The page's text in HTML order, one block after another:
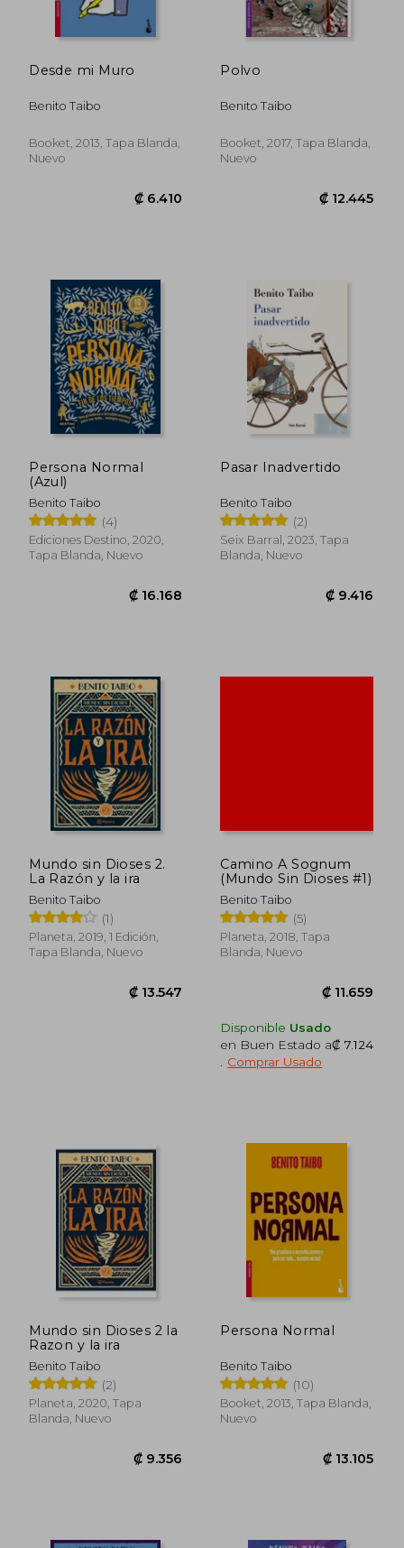
Desde mi Muro
Benito Taibo
Booket, 2013, Tapa Blanda,
Nuevo
₡ 6.410
Polvo
Benito Taibo
Booket, 2017, Tapa Blanda,
Nuevo
₡
Persona Normal
(Azul)
Benito Taibo
(4)
Ediciones Destino, 2020,
Tapa Blanda, Nuevo
Pasar Inadvertido
Benito Taibo
(2)
Seix Barral, 2023, Tapa
Blanda, Nuevo
Mundo sin Dioses 2.
La Razón y la ira
Benito Taibo
(1)
Planeta, 2019, 1 Edición,
Tapa Blanda, Nuevo
Camino A Sognum
(Mundo Sin Dioses #1)
Benito Taibo
(5)
Planeta, 2018, Tapa
Blanda, Nuevo
Disponible Usado
en Buen Estado a₡ 7.124
Comprar Usado
Mundo sin Dioses 2 la
Razon y la ira
Benito Taibo
(2)
Planeta, 2020, Tapa
Blanda, Nuevo
Persona Normal
Benito Taibo
(10)
Booket, 2013, Tapa Blanda,
Nuevo